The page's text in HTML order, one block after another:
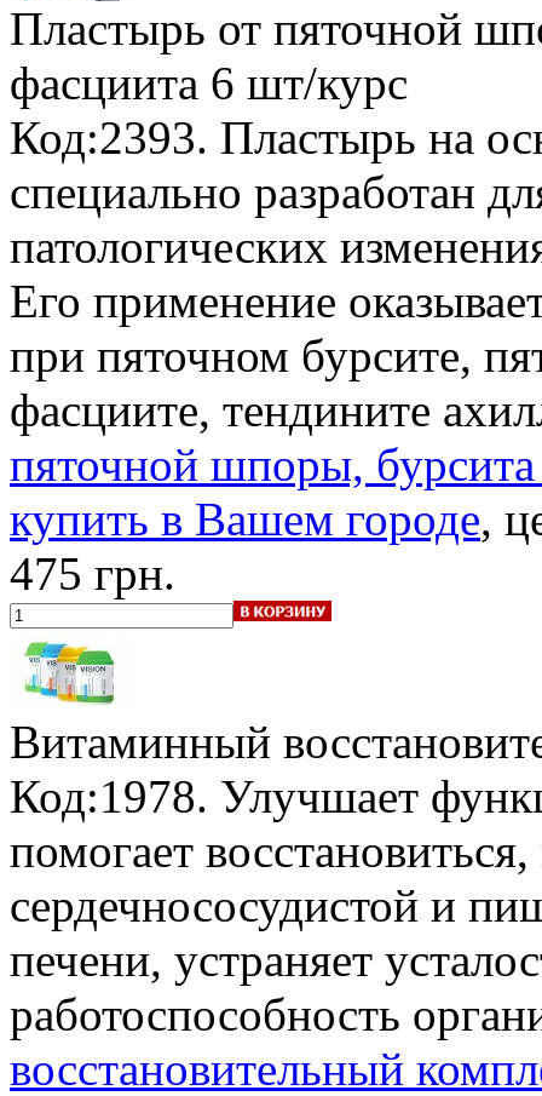
Пластырь от пяточной
фасциита 6 шт/курс
Код:2393. Пластырь на
специально разработан
патологических
Его применение
при пяточном бурсите,
фасциите, тендините
пяточной шпоры,
купить в Вашем городе,
475 грн.
Витаминный
Код:1978. Улучшает
помогает
сердечнососудистой и
печени, устраняет
работоспособность
восстановительный